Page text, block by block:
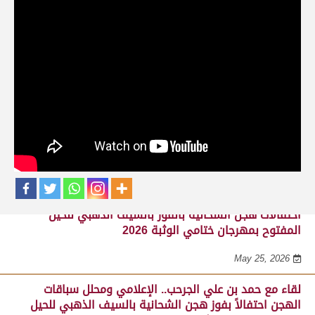
الشحانية بالسيف الذهبي للحيل المفتوح
بميدان الوثبة 22-05-2026
احتفالات هجن الشحانية بالفوز بالسيف الذهبي للحيل
المفتوح بمهرجان ختامي الوثبة 2026
May 25, 2026
لقاء مع حمد بن علي الجرحب.. الإعلامي ومحلل سباقات
الهجن احتفالاً بفوز هجن الشحانية بالسيف الذهبي للحيل